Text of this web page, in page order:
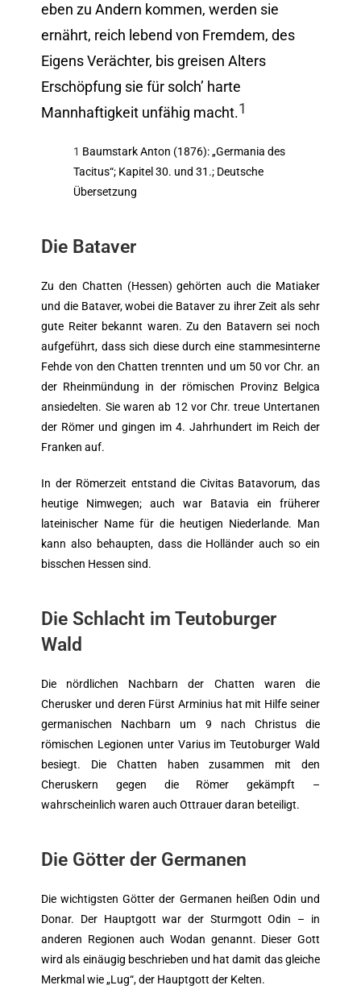
eben zu Andern kommen, werden sie
ernährt, reich lebend von Fremdem, des
Eigens Verächter, bis greisen Alters
Erschöpfung sie für solch’ harte
Mannhaftigkeit unfähig macht.1
1 Baumstark Anton (1876): „Germania des
Tacitus“; Kapitel 30. und 31.; Deutsche
Übersetzung
Die Bataver
Zu den Chatten (Hessen) gehörten auch die Matiaker
und die Bataver, wobei die Bataver zu ihrer Zeit als sehr
gute Reiter bekannt waren. Zu den Batavern sei noch
aufgeführt, dass sich diese durch eine stammesinterne
Fehde von den Chatten trennten und um 50 vor Chr. an
der Rheinmündung in der römischen Provinz Belgica
ansiedelten. Sie waren ab 12 vor Chr. treue Untertanen
der Römer und gingen im 4. Jahrhundert im Reich der
Franken auf.
In der Römerzeit entstand die Civitas Batavorum, das
heutige Nimwegen; auch war Batavia ein früherer
lateinischer Name für die heutigen Niederlande. Man
kann also behaupten, dass die Holländer auch so ein
bisschen Hessen sind.
Die Schlacht im Teutoburger
Wald
Die nördlichen Nachbarn der Chatten waren die
Cherusker und deren Fürst Arminius hat mit Hilfe seiner
germanischen Nachbarn um 9 nach Christus die
römischen Legionen unter Varius im Teutoburger Wald
besiegt. Die Chatten haben zusammen mit den
Cheruskern gegen die Römer gekämpft –
wahrscheinlich waren auch Ottrauer daran beteiligt.
Die Götter der Germanen
Die wichtigsten Götter der Germanen heißen Odin und
Donar. Der Hauptgott war der Sturmgott Odin – in
anderen Regionen auch Wodan genannt. Dieser Gott
wird als einäugig beschrieben und hat damit das gleiche
Merkmal wie „Lug“, der Hauptgott der Kelten.